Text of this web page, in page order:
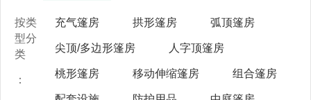
按类
型分
类
：
充气篷房 拱形篷房 弧顶篷房
尖顶/多边形篷房 人字顶篷房
桃形篷房 移动伸缩篷房 组合篷房